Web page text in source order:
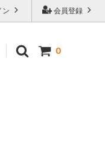
会員登録
ン
0